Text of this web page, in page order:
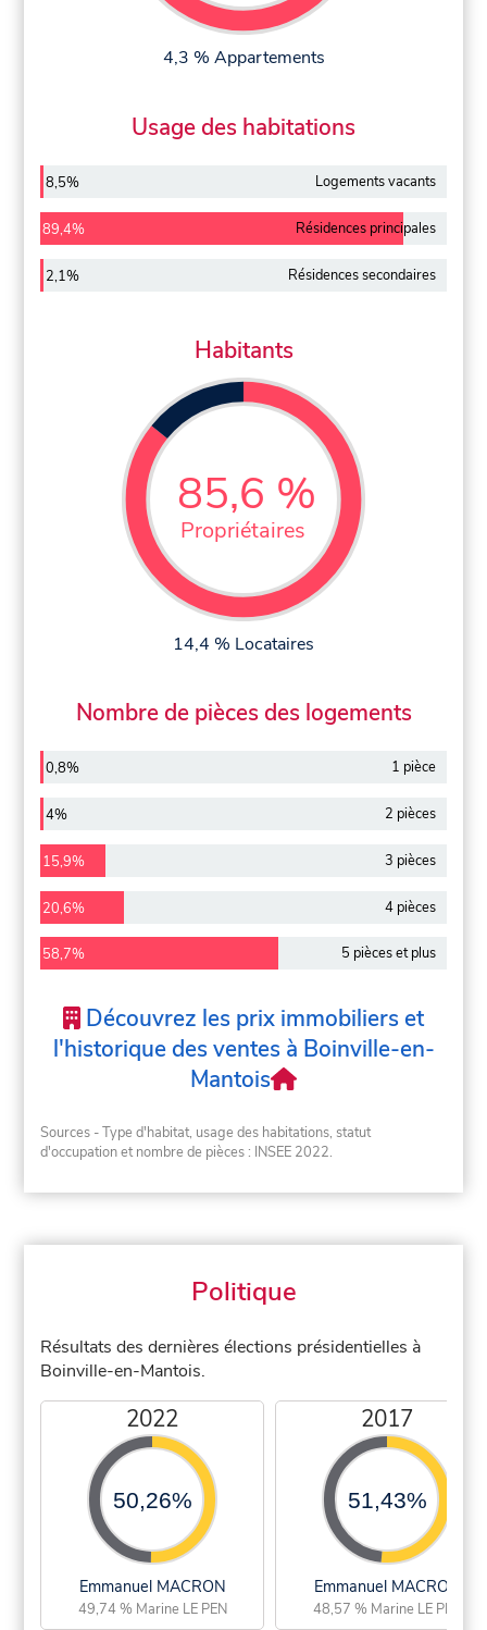
4,3 % Appartements
Usage des habitations
8,5% Logements vacants
89,4% Résidences principales
2,1% Résidences secondaires
Habitants
85,6 %
Propriétaires
14,4 % Locataires
Nombre de pièces des logements
0,8% 1 pièce
4% 2 pièces
15,9% 3 pièces
20,6% 4 pièces
58,7% 5 pièces et plus
Découvrez les prix immobiliers et
l'historique des ventes à Boinville-en-
Mantois
Sources - Type d'habitat, usage des habitations, statut
d'occupation et nombre de pièces : INSEE 2022.
Politique
Résultats des dernières élections présidentielles à
Boinville-en-Mantois.
2022
50,26%
Emmanuel MACRON
49,74 % Marine LE PEN
2017
51,43%
Emmanuel MACRON
48,57 % Marine LE PEN